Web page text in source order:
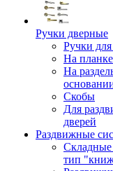
Ручки дверные
Ручки
На планке
На
Скобы
Для
дверей
Раздвижные
тип